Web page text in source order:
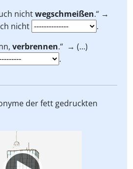
nichtwegschmeißen.“ →
nicht
.
verbrennen.“ → (…)
.
der fett gedruckten